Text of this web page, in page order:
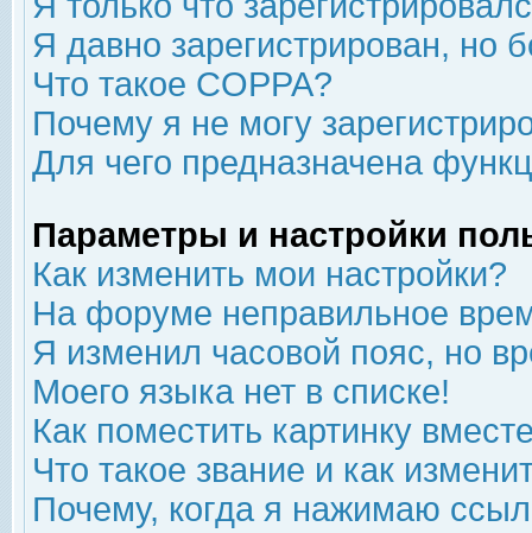
Я давно зарегистрирован, но
Что такое COPPA?
Почему я не могу
Для чего предназначена
Параметры и настройки
Как изменить мои настройки?
На форуме неправильное
Я изменил часовой пояс, но
Моего языка нет в списке!
Как поместить картинку
Что такое звание и как
Почему, когда я нажимаю